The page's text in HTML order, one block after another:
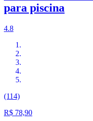
para piscina
4.8
(114)
R$ 78,90